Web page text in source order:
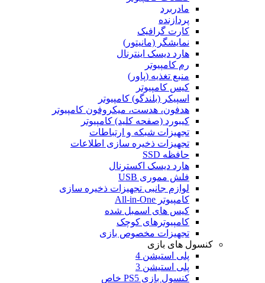
مادربرد
پردازنده
کارت گرافیک
نمایشگر (مانیتور)
هارد دیسک اینترنال
رم کامپیوتر
منبع تغذیه (پاور)
کیس کامپیوتر
اسپیکر (بلندگو) کامپیوتر
هدفون، هدست، میکروفون کامپیوتر
کیبورد (صفحه کلید) کامپیوتر
تجهیزات شبکه و ارتباطات
تجهیزات ذخیره سازی اطلاعات
حافظه SSD
هارد دیسک اکسترنال
فلش مموری USB
لوازم جانبی تجهیزات ذخیره سازی
کامپیوتر All-in-One
کیس های اسمبل شده
کامپیوترهای کوچک
تجهیزات مخصوص بازی
کنسول های بازی
پلی استیشن 4
پلی استیشن 3
کنسول بازی PS5 خاص